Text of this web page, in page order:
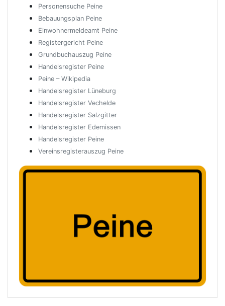
Personensuche Peine
Bebauungsplan Peine
Einwohnermeldeamt Peine
Registergericht Peine
Grundbuchauszug Peine
Handelsregister Peine
Peine – Wikipedia
Handelsregister Lüneburg
Handelsregister Vechelde
Handelsregister Salzgitter
Handelsregister Edemissen
Handelsregister Peine
Vereinsregisterauszug Peine